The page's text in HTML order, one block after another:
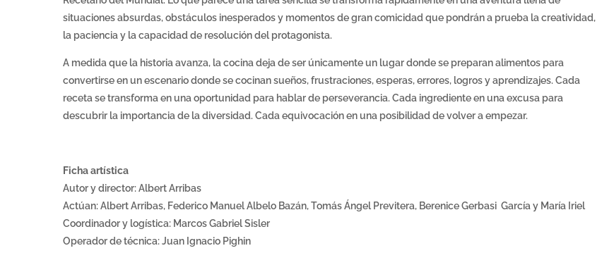
situaciones absurdas, obstáculos inesperados y momentos de gran comicidad que pondrán a prueba la creatividad,
la paciencia y la capacidad de resolución del protagonista.
A medida que la historia avanza, la cocina deja de ser únicamente un lugar donde se preparan alimentos para
convertirse en un escenario donde se cocinan sueños, frustraciones, esperas, errores, logros y aprendizajes. Cada
receta se transforma en una oportunidad para hablar de perseverancia. Cada ingrediente en una excusa para
descubrir la importancia de la diversidad. Cada equivocación en una posibilidad de volver a empezar.
Ficha artística
Autor y director: Albert Arribas
Actúan: Albert Arribas, Federico Manuel Albelo Bazán, Tomás Ángel Previtera, Berenice Gerbasi García y María Iriel
Coordinador y logística: Marcos Gabriel Sisler
Operador de técnica: Juan Ignacio Pighin